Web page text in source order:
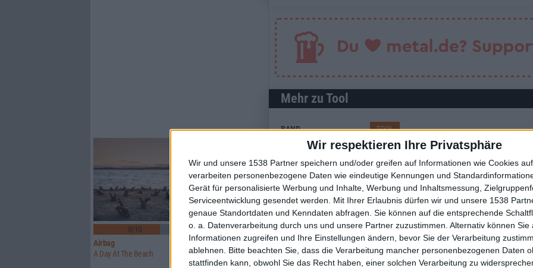
Wir respektieren Ihre Privatsphäre
Wir und unsere 1538 Partner speichern und/oder greifen auf Informationen wie Cookies
verarbeiten personenbezogene Daten wie eindeutige Kennungen und
Gerät für personalisierte Werbung und Inhalte, Werbung und Inhaltsmessung,
Serviceentwicklung gesendet werden.
Mit Ihrer Erlaubnis dürfen wir und unsere 1538
genaue Standortdaten und Kenndaten abfragen. Sie können auf die entsprechende
o. a. Datenverarbeitung durch uns und unsere Partner zuzustimmen. Alternativ können Sie
Informationen zugreifen und Ihre Einstellungen ändern, bevor Sie der Verarbeitung
ablehnen.
Bitte beachten Sie, dass die Verarbeitung mancher personenbezogenen Daten
stattfinden kann, obwohl Sie das Recht haben, einer solchen Verarbeitung zu
Mehr zu Tool
BAND TOOL
AVANTGARDE, EXPERIMENTAL,PROGRESSIVE
Interessante Alben finden
Auf der Suche nach neuer Mucke? Durchsuche unser Review-Archiv mit
Nach Wertung filtern ▼︎
8/10
Airbag
A Day At The Beach
4
6/10
Orgöne
Mos/Fet